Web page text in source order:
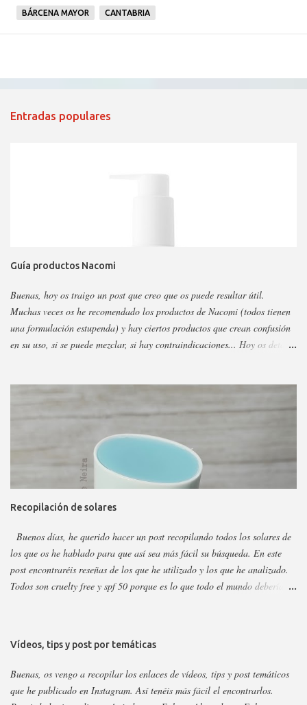
BÁRCENA MAYOR CANTABRIA
Entradas populares
Guía productos Nacomi
Buenas, hoy os traigo un post que creo que os puede resultar útil.
Muchas veces os he recomendado los productos de Nacomi (todos tienen
una formulación estupenda) y hay ciertos productos que crean confusión
en su uso, si se puede mezclar, si hay contraindicaciones... Hoy os detallo
corporales, así es más fácil, además al final añadiré gamas concretas. La
marca tiene otros sérum y cremas, pero estos son los más dificilillos de
tenéis en casi todas las perfumerías, es cruelty free y casi toda vegana.
Hay ciertos productos que no están en todas las webs, pero como se suele
decir Google es nuestro amigo. Empecemos: Productos faciales Dermo
loción limpiadora ceramidas Precio: 4 euros. Cantidad: 150 ml.
Propiedades: Limpiador acuoso para todas las pieles, pero p...
Recopilación de solares
Buenos días, he querido hacer un post recopilando todos los solares de
los que os he hablado para que así sea más fácil su búsqueda. En este
post encontraréis reseñas de los que he utilizado y los que he analizado.
Todos son cruelty free y spf 50 porque es lo que todo el mundo debería
pero las marcas sacan año tras año los mismo, aunque suelen cambiar el
envase. Si no veis alguno es porque ya está analizado, así que revisad el
nombre para saber si cambiaron su envase. Os dejo el listado y los
enlaces a continuación: 3Ina. Enlace. Abib esencia y stick. Enlace.
Vídeos, tips y post por temáticas
Buenas, os vengo a recopilar los enlaces de vídeos, tips y post temáticos
que he publicado en Instagram. Así tenéis más fácil el encontrarlos.